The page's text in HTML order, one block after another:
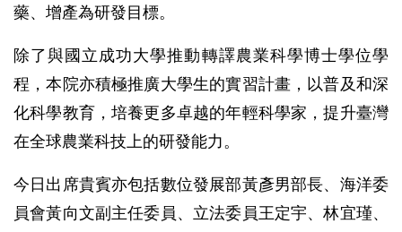
藥、增產為研發目標。
除了與國立成功大學推動轉譯農業科學博士學位學
程，本院亦積極推廣大學生的實習計畫，以普及和深
化科學教育，培養更多卓越的年輕科學家，提升臺灣
在全球農業科技上的研發能力。
今日出席貴賓亦包括數位發展部黃彥男部長、海洋委
員會黃向文副主任委員、立法委員王定宇、林宜瑾、